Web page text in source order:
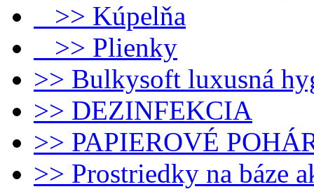
>> Kúpelňa
>> Plienky
>> Bulkysoft luxusná
>> DEZINFEKCIA
>> PAPIEROVÉ
>> Prostriedky na báze